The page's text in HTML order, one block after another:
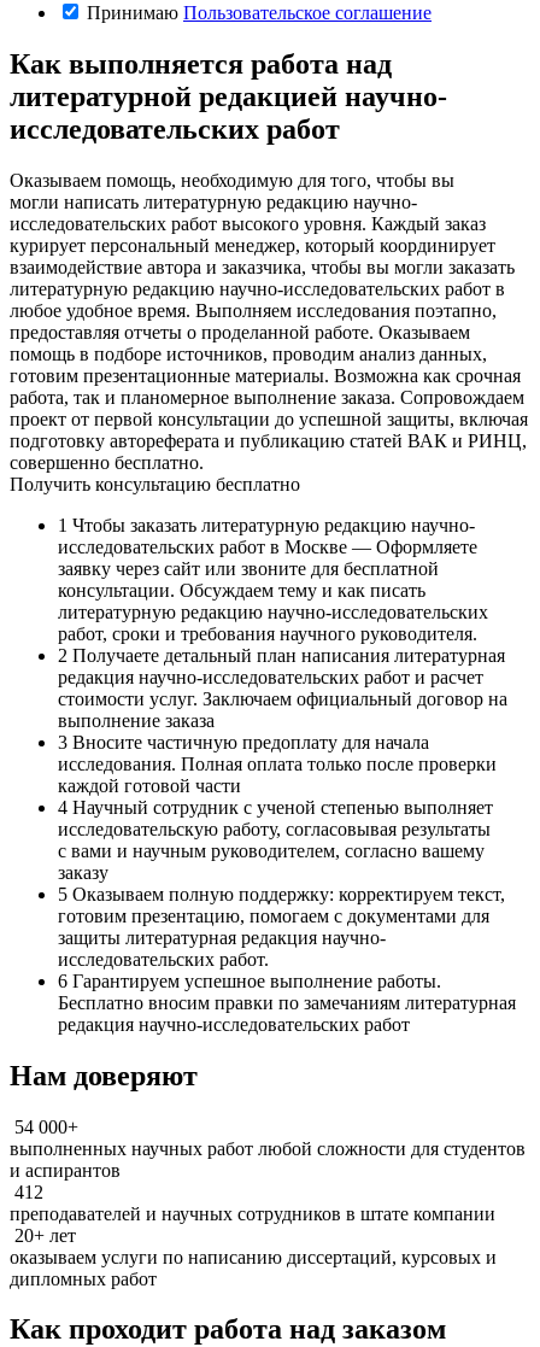
Принимаю Пользовательское соглашение
Как выполняется работа над
литературной редакцией научно-
исследовательских работ
Оказываем помощь, необходимую для того, чтобы вы
могли написать литературную редакцию научно-
исследовательских работ высокого уровня. Каждый заказ
курирует персональный менеджер, который координирует
взаимодействие автора и заказчика, чтобы вы могли заказать
литературную редакцию научно-исследовательских работ в
любое удобное время. Выполняем исследования поэтапно,
предоставляя отчеты о проделанной работе. Оказываем
помощь в подборе источников, проводим анализ данных,
готовим презентационные материалы. Возможна как срочная
работа, так и планомерное выполнение заказа. Сопровождаем
проект от первой консультации до успешной защиты, включая
подготовку автореферата и публикацию статей ВАК и РИНЦ,
совершенно бесплатно.
Получить консультацию бесплатно
1 Чтобы заказать литературную редакцию научно-
исследовательских работ в Москве — Оформляете
заявку через сайт или звоните для бесплатной
консультации. Обсуждаем тему и как писать
литературную редакцию научно-исследовательских
работ, сроки и требования научного руководителя.
2 Получаете детальный план написания литературная
редакция научно-исследовательских работ и расчет
стоимости услуг. Заключаем официальный договор на
выполнение заказа
3 Вносите частичную предоплату для начала
исследования. Полная оплата только после проверки
каждой готовой части
4 Научный сотрудник с ученой степенью выполняет
исследовательскую работу, согласовывая результаты
с вами и научным руководителем, согласно вашему
заказу
5 Оказываем полную поддержку: корректируем текст,
готовим презентацию, помогаем с документами для
защиты литературная редакция научно-
исследовательских работ.
6 Гарантируем успешное выполнение работы.
Бесплатно вносим правки по замечаниям литературная
редакция научно-исследовательских работ
Нам доверяют
54 000+
выполненных научных работ любой сложности для студентов
и аспирантов
412
преподавателей и научных сотрудников в штате компании
20+ лет
оказываем услуги по написанию диссертаций, курсовых и
дипломных работ
Как проходит работа над заказом